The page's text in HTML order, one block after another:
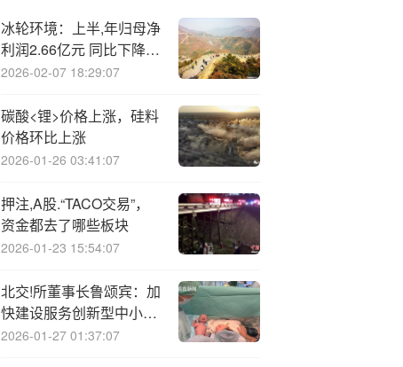
冰轮环境：上半,年归母净
利润2.66亿元 同比下降
19.71%
2026-02-07 18:29:07
碳酸<锂>价格上涨，硅料
价格环比上涨
2026-01-26 03:41:07
押注,A股.“TACO交易”，
资金都去了哪些板块
2026-01-23 15:54:07
北交!所董事长鲁颂宾：加
快建设服务创新型中小企
业主阵地
2026-01-27 01:37:07